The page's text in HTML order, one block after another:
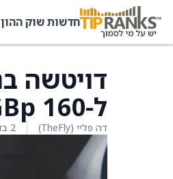
חדשות שוק ההון
ל-160 GBp מ-150 GBp
דה פליי (TheFly) 2 בדצמבר 2025